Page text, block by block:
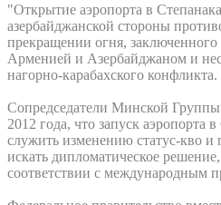
"Открытие аэропорта в
азербайджанской стороны
прекращении огня,
Арменией и Азербайджаном и
нагорно-карабахского конфликта.
Сопредседатели Минской
2012 года, что запуск аэропорта
служить изменению статус-кво и
искать дипломатическое
соответствии с международным